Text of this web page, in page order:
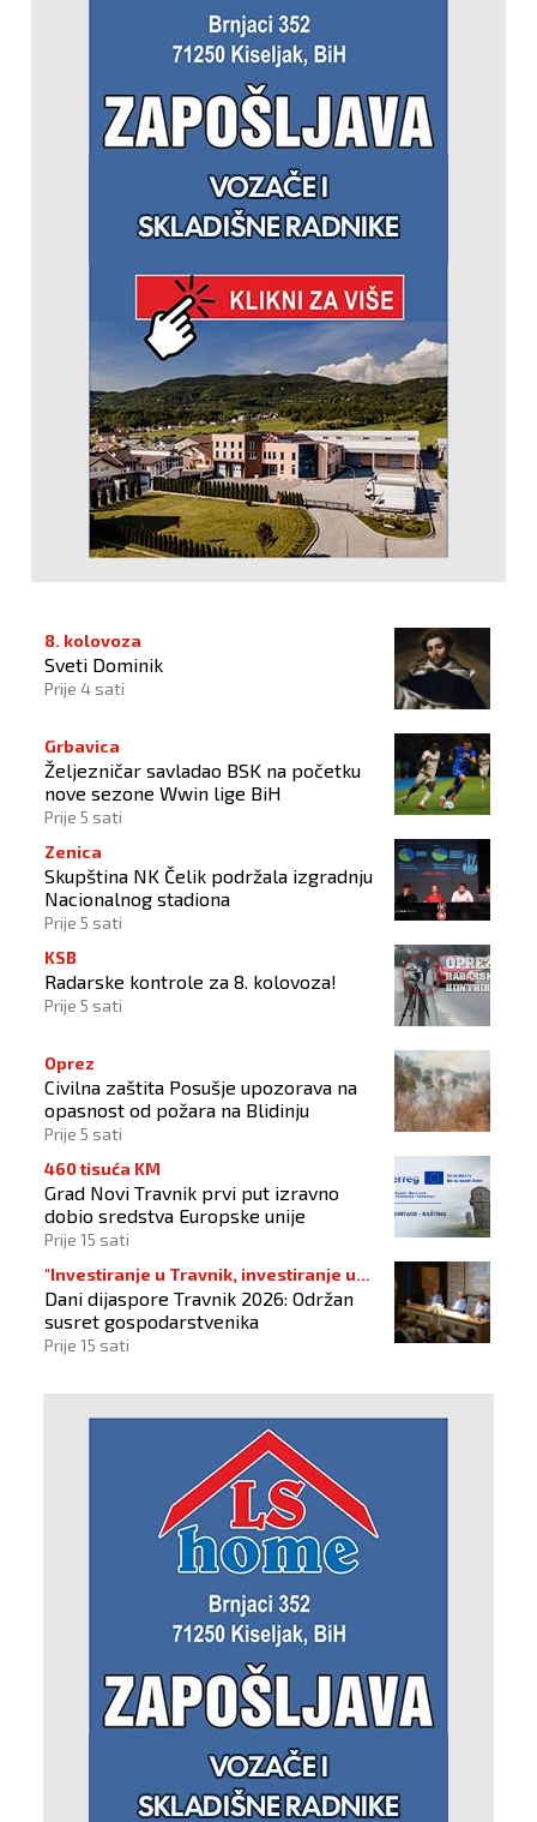
8. kolovoza
Sveti Dominik
Prije 4 sati
Grbavica
Željezničar savladao BSK na početku
nove sezone Wwin lige BiH
Prije 5 sati
Zenica
Skupština NK Čelik podržala izgradnju
Nacionalnog stadiona
Prije 5 sati
KSB
Radarske kontrole za 8. kolovoza!
Prije 5 sati
Oprez
Civilna zaštita Posušje upozorava na
opasnost od požara na Blidinju
Prije 5 sati
460 tisuća KM
Grad Novi Travnik prvi put izravno
dobio sredstva Europske unije
Prije 15 sati
"Investiranje u Travnik, investiranje u
budućnost"
Dani dijaspore Travnik 2026: Održan
susret gospodarstvenika
Prije 15 sati